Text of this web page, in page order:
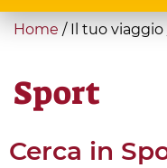
You
here
Home / Il tuo viaggio
Sport
Cerca in